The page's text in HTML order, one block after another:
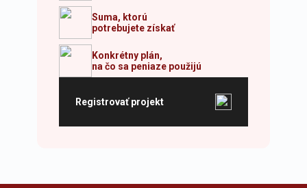
Suma, ktorú
potrebujete získať
Konkrétny plán,
na čo sa peniaze použijú
Registrovať projekt